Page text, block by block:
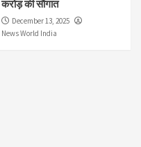
करोड़ की सौगात
December 13, 2025
News World India